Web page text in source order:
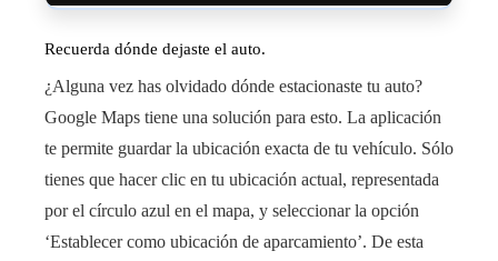
Recuerda dónde dejaste el auto.
¿Alguna vez has olvidado dónde estacionaste tu auto?
Google Maps tiene una solución para esto. La aplicación
te permite guardar la ubicación exacta de tu vehículo. Sólo
tienes que hacer clic en tu ubicación actual, representada
por el círculo azul en el mapa, y seleccionar la opción
‘Establecer como ubicación de aparcamiento’. De esta